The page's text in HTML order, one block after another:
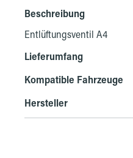
Beschreibung
Entlüftungsventil A4
Lieferumfang
Kompatible Fahrzeuge
Hersteller